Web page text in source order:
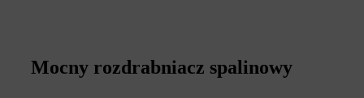
Mocny rozdrabniacz spalinowy